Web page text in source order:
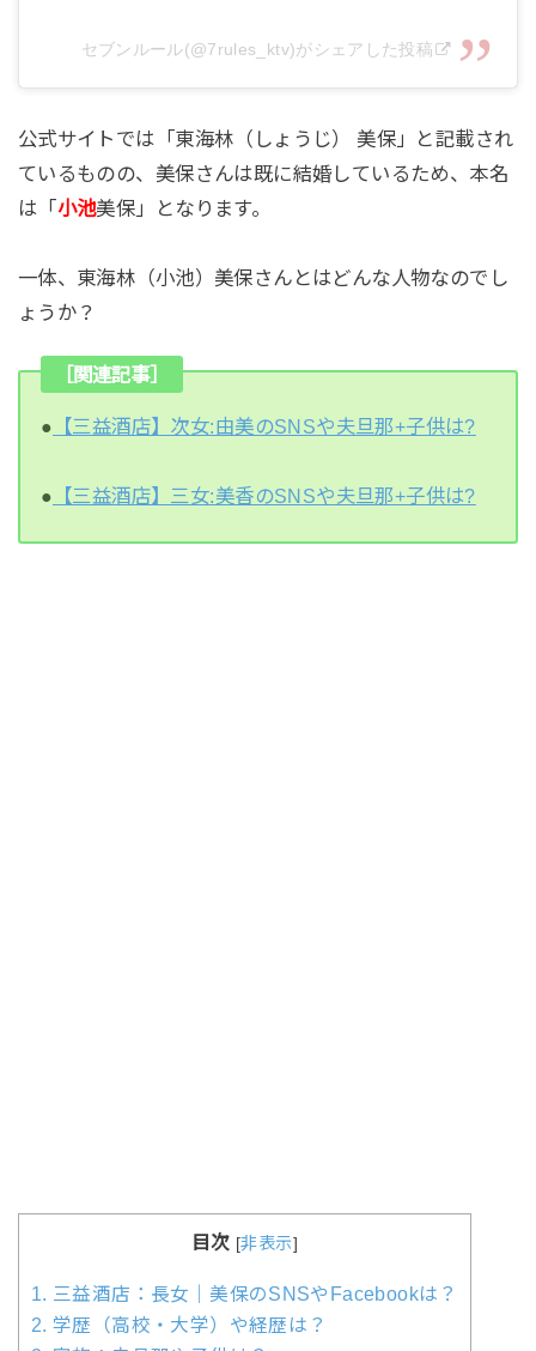
セブンルール(@7rules_ktv)がシェアした投稿
公式サイトでは「東海林（しょうじ） 美保」と記載され
ているものの、美保さんは既に結婚しているため、本名
は「小池美保」となります。
一体、東海林（小池）美保さんとはどんな人物なのでし
ょうか？
［関連記事］
● 【三益酒店】次女:由美のSNSや夫旦那+子供は?
● 【三益酒店】三女:美香のSNSや夫旦那+子供は?
目次 [非表示]
1. 三益酒店：長女｜美保のSNSやFacebookは？
2. 学歴（高校・大学）や経歴は？